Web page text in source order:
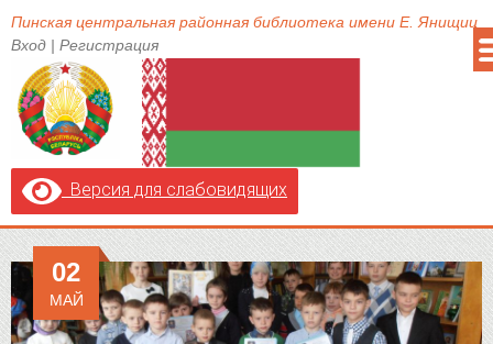
Пинская центральная районная библиотека имени Е. Янищиц
Вход | Регистрация
Версия для слабовидящих
02
МАЙ